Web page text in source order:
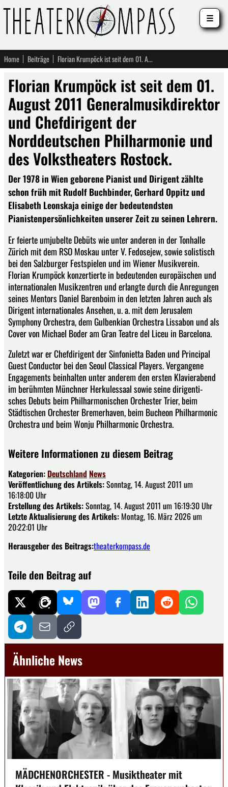
Home Beiträge Florian Krumpöck ist seit dem 01. August 2011 Generalmusikdirektor und Chefdirigent der Norddeutschen Philharmonie und des Volkstheaters Rostock.
Florian Krumpöck ist seit dem 01.
August 2011 Generalmusikdirektor
und Chefdirigent der
Norddeutschen Philharmonie und
des Volkstheaters Rostock.
Der 1978 in Wien geborene Pianist und Dirigent zählte
schon früh mit Rudolf Buchbinder, Gerhard Oppitz und
Elisabeth Leonskaja einige der bedeutendsten
Pianistenpersönlichkeiten unserer Zeit zu seinen Lehrern.
Er feierte umjubelte Debüts wie unter anderen in der Tonhalle
Zürich mit dem RSO Moskau unter V. Fedosejew, sowie solistisch
bei den Salzburger Festspielen und im Wiener Musikverein.
Florian Krumpöck konzertierte in bedeutenden europäischen und
internationalen Musikzentren und erlangte durch die Anregungen
seines Mentors Daniel Barenboim in den letzten Jahren auch als
Dirigent internationales Ansehen, u. a. mit dem Jerusalem
Symphony Orchestra, dem Gulbenkian Orchestra Lissabon und als
Cover von Michael Boder am Gran Teatre del Liceu in Barcelona.
Zuletzt war er Chefdirigent der Sinfonietta Baden und Principal
Guest Conductor bei den Seoul Classical Players. Vergangene
Engagements beinhalten unter anderem den ersten Klavierabend
im berühmten Münchner Herkulessaal sowie seine dirigenti-
sches Debuts beim Philharmonischen Orchester Trier, beim
Städtischen Orchester Bremerhaven, beim Bucheon Philharmonic
Orchestra und beim Wonju Philharmonic Orchestra.
Weitere Informationen zu diesem Beitrag
Kategorien: Deutschland News
Veröffentlichung des Artikels:Sonntag, 14. August 2011 um
16:18:00 Uhr
Erstellung des Artikels:Sonntag, 14. August 2011 um 16:19:30 Uhr
Letzte Aktualisierung des Artikels: Montag, 16. März 2026 um
20:22:01 Uhr
Herausgeber des Beitrags:theaterkompass.de
Teile den Beitrag auf
Ähnliche News
MÄDCHENORCHESTER - Musiktheater mit
☰